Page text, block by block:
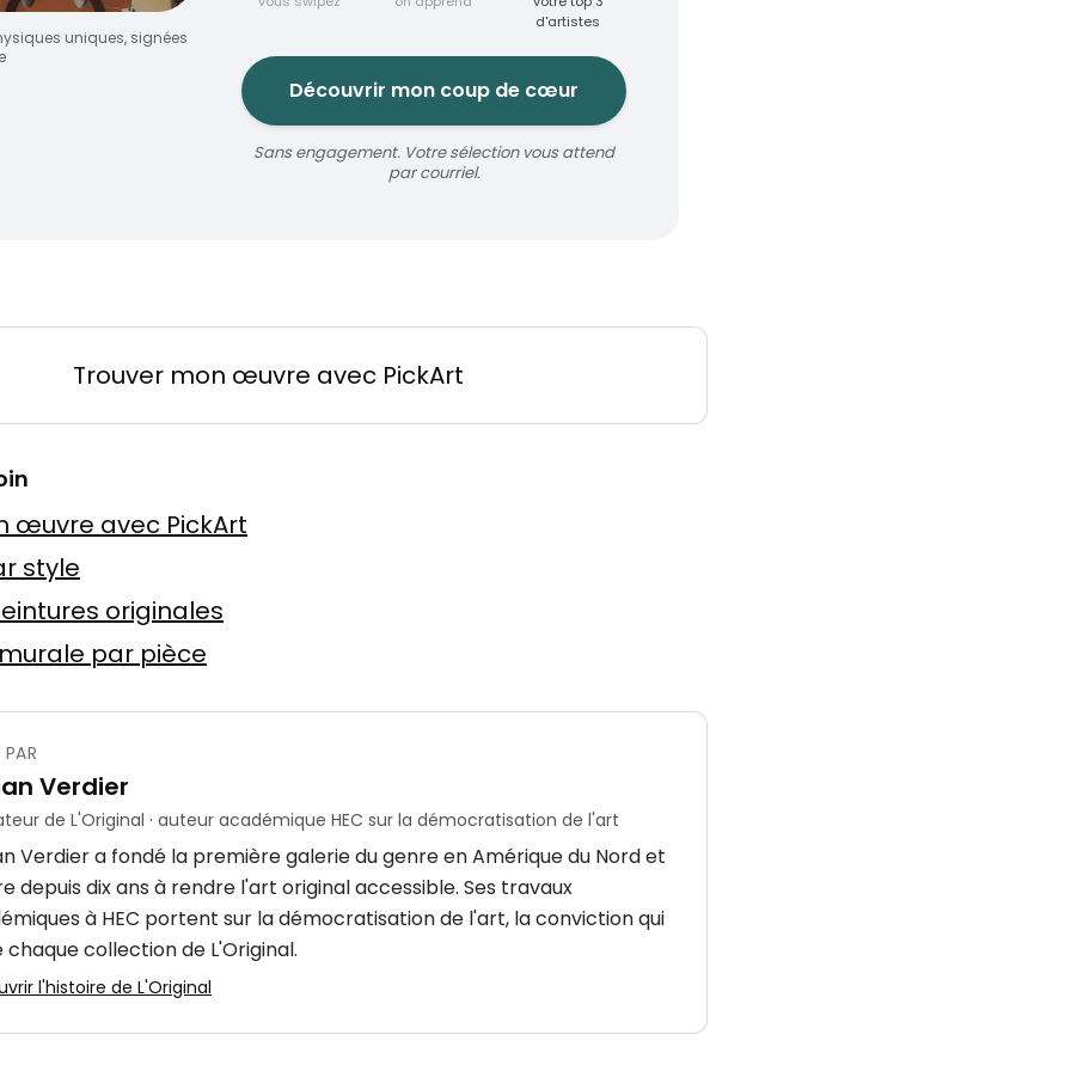
4 × 7 m
uniques, signées
d'artistes
Découvrir mon coup de cœur
Sans engagement. Votre sélection vous attend
par courriel.
Trouver mon œuvre avec PickArt
œuvre avec PickArt
style
originales
par pièce
Verdier
de L'Original · auteur académique HEC sur la démocratisation de l'art
Verdier a fondé la première galerie du genre en Amérique du Nord et
depuis dix ans à rendre l'art original accessible. Ses travaux
à HEC portent sur la démocratisation de l'art, la conviction qui
chaque collection de L'Original.
l'histoire de L'Original